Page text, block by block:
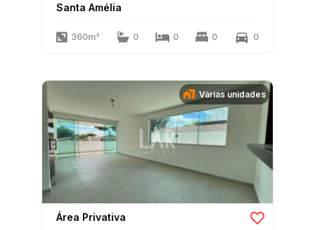
Santa Amélia
360m² 0 0 0 0
Várias unidades
Área Privativa